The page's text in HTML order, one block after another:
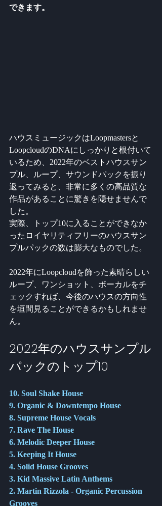
できます。
ハウスミュージックはLoopmastersと
LoopcloudのDNAにしっかりと根付いて
いるため、2022年のベストハウスサン
プル、ループ、サウンドパックを振り
返ってみると、非常に多くの高品質な
作品があることに驚きを隠せませんで
した。
実際、トップ10に入ることができなか
ったロイヤリティフリーのハウスサン
プルパックの数は膨大なものでした。
2022年にLoopcloudを飾った素晴らしい
ループ、ワンショット、ボーカルをチ
ェックすれば、今後のハウスの方向性
を垣間見ることができるかもしれませ
ん。
2022年のハウスサンプル
パックのトップ10
10. Soul Shake House
9. Organic & Downtempo House
8. Supreme House Vocals
7. Rave The House
6. Melodic Deeper House
5. Keeping It House
4. Solid House Grooves
3. Kid Massive Latin Anthems
2. Martin Rizzola - Organic Percussion
Grooves